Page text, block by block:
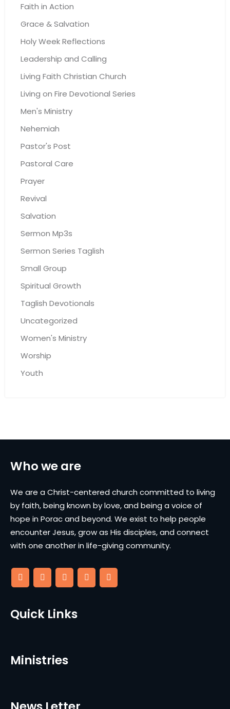
Faith in Action
Grace & Salvation
Holy Week Reflections
Leadership and Calling
Living Faith Christian Church
Living on Fire Devotional Series
Men's Ministry
Nehemiah
Pastor's Post
Pastoral Care
Prayer
Revival
Salvation
Sermon Mp3s
Sermon Series Taglish
Small Group
Spiritual Growth
Taglish Devotionals
Uncategorized
Women's Ministry
Worship
Youth
Who we are
We are a Christ-centered church committed to living
by faith, being known by love, and being a voice of
hope in Porac and beyond. We exist to help people
encounter Jesus, grow as His disciples, and connect
with one another in life-giving community.
Quick Links
Ministries